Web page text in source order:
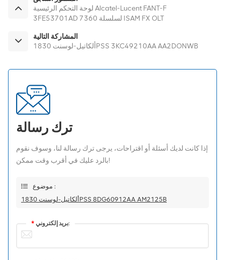
لوحة التحكم الرئيسية Alcatel-Lucent FANT-F
3FE53701AD لسلسلة 7360 ISAM FX OLT
المشاركة التالية
ألكاتيل-لوسنت 1830PSS 3KC49210AA AA2DONWB
ترك رسالة
إذا كانت لديك أسئلة أو اقتراحات، يرجى ترك رسالة لنا، وسوف نقوم
بالرد عليك في أقرب وقت ممكن!
موضوع :
ألكاتيل-لوسنت 1830PSS 8DG60912AA AM2125B
* بريد إلكتروني: